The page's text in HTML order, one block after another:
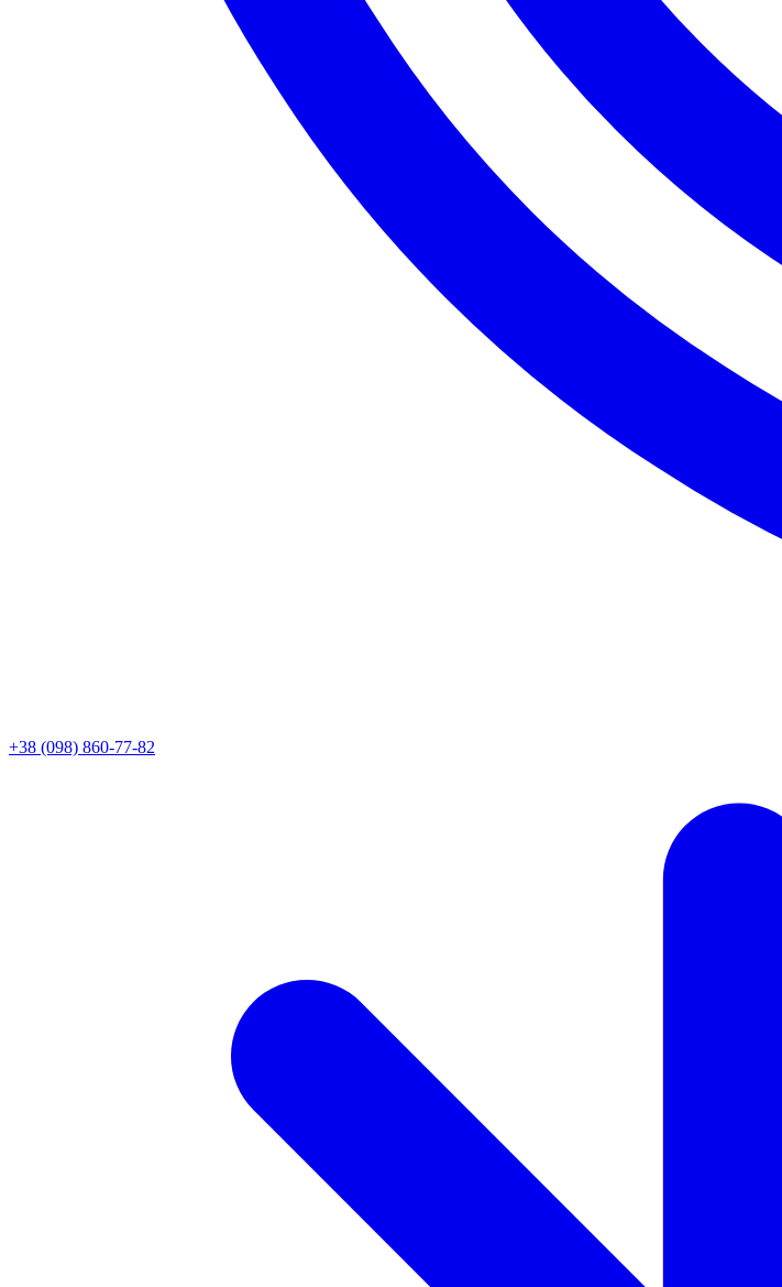
+38 (098) 860-77-82